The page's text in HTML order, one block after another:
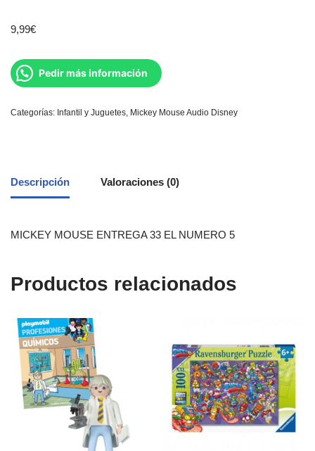
9,99€
Pedir más información
Categorías: Infantil y Juguetes Mickey Mouse Audio Disney
Descripción Valoraciones (0)
MICKEY MOUSE ENTREGA 33 EL NUMERO 5
Productos relacionados